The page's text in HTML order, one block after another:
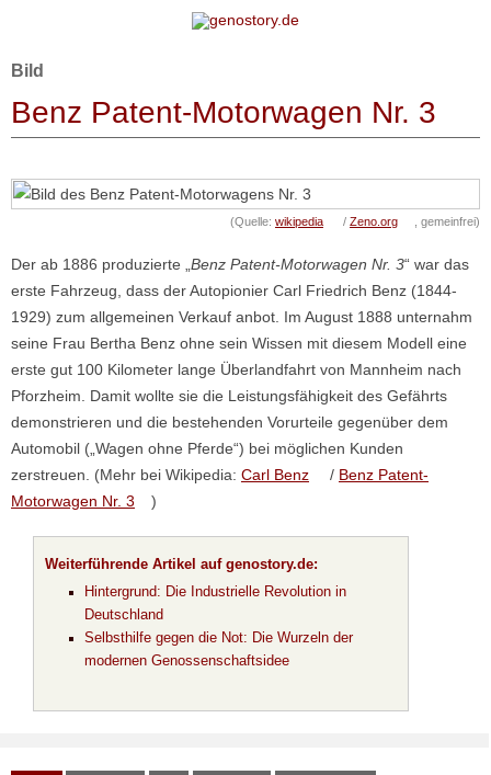
Bild
Benz Patent-Motorwagen Nr. 3
(Quelle: wikipedia / Zeno.org , gemeinfrei)
Der ab 1886 produzierte „ Benz Patent-Motorwagen Nr. 3“ war das
erste Fahrzeug, dass der Autopionier Carl Friedrich Benz (1844-
1929) zum allgemeinen Verkauf anbot. Im August 1888 unternahm
seine Frau Bertha Benz ohne sein Wissen mit diesem Modell eine
erste gut 100 Kilometer lange Überlandfahrt von Mannheim nach
Pforzheim. Damit wollte sie die Leistungsfähigkeit des Gefährts
demonstrieren und die bestehenden Vorurteile gegenüber dem
Automobil („Wagen ohne Pferde“) bei möglichen Kunden
zerstreuen. (Mehr bei Wikipedia: Carl Benz / Benz Patent-
Motorwagen Nr. 3
)
Weiterführende Artikel auf genostory.de:
Hintergrund: Die Industrielle Revolution in
Deutschland
Selbsthilfe gegen die Not: Die Wurzeln der
modernen Genossenschaftsidee